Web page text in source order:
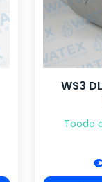
WS3
Toode